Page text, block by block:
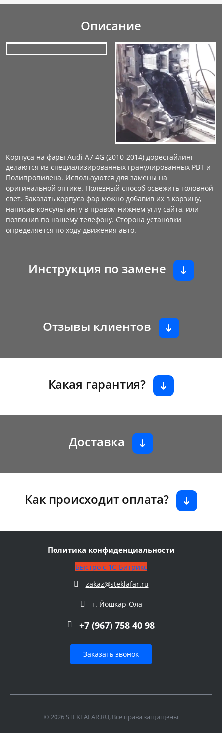
Описание
Корпуса на фары Audi A7 4G (2010-2014) дорестайлинг
делаются из специализированных гранулированных PBT и
Полипропилена. Используются для замены на
оригинальной оптике. Полезный способ освежить головной
свет. Заказать корпуса фар можно добавив их в корзину,
написав консультанту в правом нижнем углу сайта, или
позвонив по нашему телефону. Сторона установки
определяется по ходу движения авто.
Инструкция по замене
Отзывы клиентов
Какая гарантия?
Доставка
Как происходит оплата?
Политика конфиденциальности
Быстро с 1С-Битрикс
zakaz@steklafar.ru
г. Йошкар-Ола
+7 (967) 758 40 98
Заказать звонок
© 2026 STEKLAFAR.RU, Все права защищены